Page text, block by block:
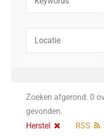
Zoeken afgerond. 0
gevonden.
Herstel
RSS